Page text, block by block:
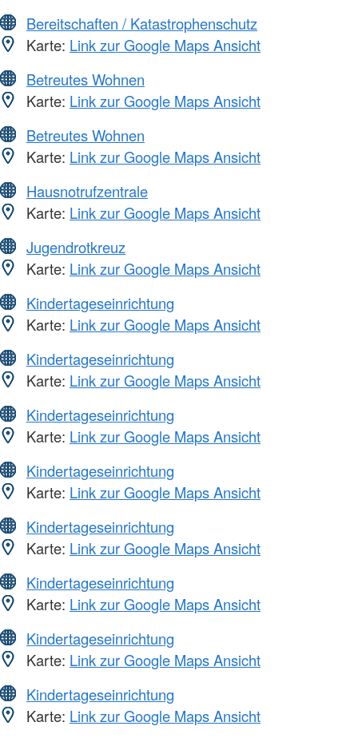
Bereitschaften / Katastrophenschutz
Karte: Link zur Google Maps Ansicht
Betreutes Wohnen
Karte: Link zur Google Maps Ansicht
Betreutes Wohnen
Karte: Link zur Google Maps Ansicht
Hausnotrufzentrale
Karte: Link zur Google Maps Ansicht
Jugendrotkreuz
Karte: Link zur Google Maps Ansicht
Kindertageseinrichtung
Karte: Link zur Google Maps Ansicht
Kindertageseinrichtung
Karte: Link zur Google Maps Ansicht
Kindertageseinrichtung
Karte: Link zur Google Maps Ansicht
Kindertageseinrichtung
Karte: Link zur Google Maps Ansicht
Kindertageseinrichtung
Karte: Link zur Google Maps Ansicht
Kindertageseinrichtung
Karte: Link zur Google Maps Ansicht
Kindertageseinrichtung
Karte: Link zur Google Maps Ansicht
Kindertageseinrichtung
Karte: Link zur Google Maps Ansicht